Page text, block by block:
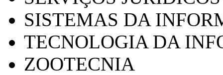
SISTEMAS DA
TECNOLOGIA DA
ZOOTECNIA